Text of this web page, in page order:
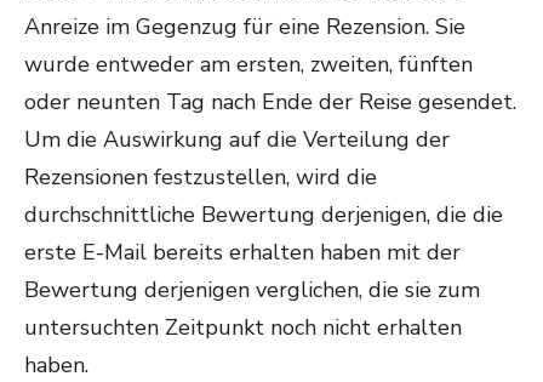
Anreize im Gegenzug für eine Rezension. Sie
wurde entweder am ersten, zweiten, fünften
oder neunten Tag nach Ende der Reise gesendet.
Um die Auswirkung auf die Verteilung der
Rezensionen festzustellen, wird die
durchschnittliche Bewertung derjenigen, die die
erste E-Mail bereits erhalten haben mit der
Bewertung derjenigen verglichen, die sie zum
untersuchten Zeitpunkt noch nicht erhalten
haben.